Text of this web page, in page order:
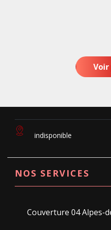
Voir
indisponible
NOS SERVICES
Couverture 04 Alpes-